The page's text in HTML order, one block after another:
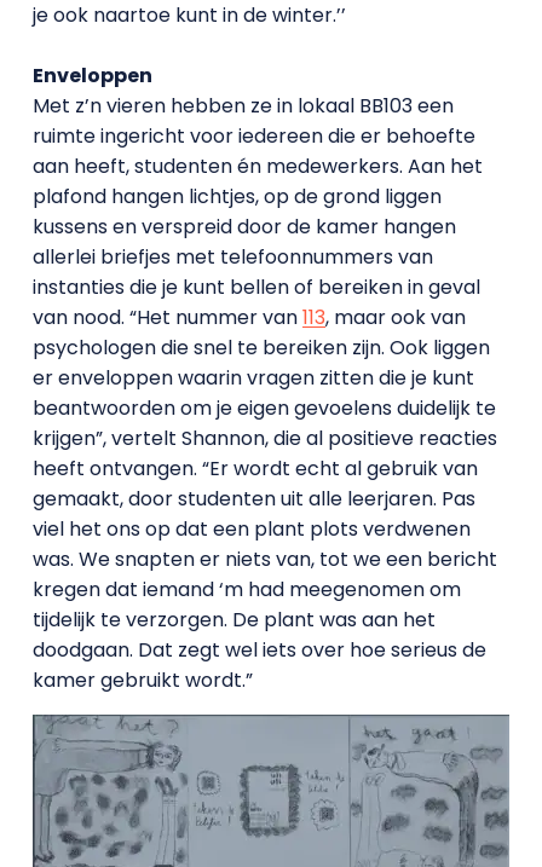
je ook naartoe kunt in de winter.’’
Enveloppen
Met z’n vieren hebben ze in lokaal BB103 een
ruimte ingericht voor iedereen die er behoefte
aan heeft, studenten én medewerkers. Aan het
plafond hangen lichtjes, op de grond liggen
kussens en verspreid door de kamer hangen
allerlei briefjes met telefoonnummers van
instanties die je kunt bellen of bereiken in geval
van nood. “Het nummer van113, maar ook van
psychologen die snel te bereiken zijn. Ook liggen
er enveloppen waarin vragen zitten die je kunt
beantwoorden om je eigen gevoelens duidelijk te
krijgen”, vertelt Shannon, die al positieve reacties
heeft ontvangen. “Er wordt echt al gebruik van
gemaakt, door studenten uit alle leerjaren. Pas
viel het ons op dat een plant plots verdwenen
was. We snapten er niets van, tot we een bericht
kregen dat iemand ‘m had meegenomen om
tijdelijk te verzorgen. De plant was aan het
doodgaan. Dat zegt wel iets over hoe serieus de
kamer gebruikt wordt.”